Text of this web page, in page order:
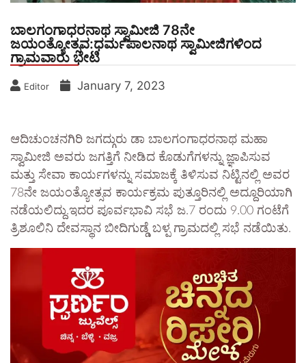
ಬಾಲಗಂಗಾಧರನಾಥ ಸ್ವಾಮೀಜಿ 78ನೇ
ಜಯಂತ್ಯೋತ್ಸವ:ಧರ್ಮಪಾಲನಾಥ ಸ್ವಾಮೀಜಿಗಳಿಂದ
ಗ್ರಾಮವಾರು ಭೇಟಿ
Editor January 7, 2023
ಆದಿಚುಂಚನಗಿರಿ ಜಗದ್ಗುರು ಡಾ ಬಾಲಗಂಗಾಧರನಾಥ ಮಹಾ
ಸ್ವಾಮೀಜಿ ಅವರು ಜಗತ್ತಿಗೆ ನೀಡಿದ ಕೊಡುಗೆಗಳನ್ನು ಜ್ಞಾಪಿಸುವ
ಮತ್ತು ಸೇವಾ ಕಾರ್ಯಗಳನ್ನು ಸಮಾಜಕ್ಕೆ ತಿಳಿಸುವ ನಿಟ್ಟಿನಲ್ಲಿ ಅವರ
78ನೇ ಜಯಂತ್ಯೋತ್ಸವ ಕಾರ್ಯಕ್ರಮ ಪುತ್ತೂರಿನಲ್ಲಿ ಅದ್ದೂರಿಯಾಗಿ
ನಡೆಯಲಿದ್ದು.ಇದರ ಪೂರ್ವಭಾವಿ ಸಭೆ ಜ.7 ರಂದು 9.00 ಗಂಟೆಗೆ
ತ್ರಿಶೂಲಿನಿ ದೇವಸ್ಥಾನ ಬೀದಿಗುಡ್ಡೆ ಬಳ್ಪ ಗ್ರಾಮದಲ್ಲಿ ಸಭೆ ನಡೆಯಿತು.